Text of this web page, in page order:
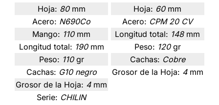
Hoja: 80 mm
Acero: N690Co
Mango: 110 mm
Longitud total: 190 mm
Peso: 110 gr
Cachas: G10 negro
Grosor de la Hoja: 4 mm
Serie: CHILIN
Hoja: 60 mm
Acero: CPM 20 CV
Longitud total: 148 mm
Peso: 120 gr
Cachas: Cobre
Grosor de la Hoja: 4 mm